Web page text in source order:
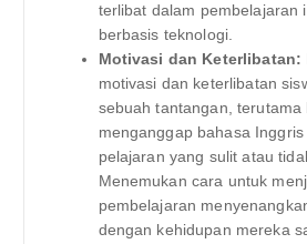
terlibat dalam pembelajaran
berbasis teknologi.
Motivasi dan Keterlibatan:
motivasi dan keterlibatan
sebuah tantangan, terutama
menganggap bahasa
pelajaran yang sulit atau
Menemukan cara untuk
pembelajaran
dengan kehidupan mereka